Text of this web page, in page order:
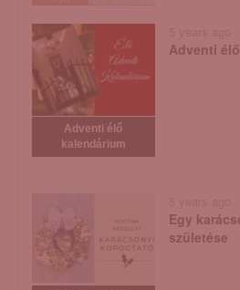
Adventi élő
kalendárium
Adventi
Egy
születése